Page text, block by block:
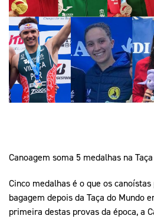
Marketing
Media
Documentos
Contactos
Equipa Portugal
Arquivo
Canoagem soma 5 medalhas na
Cinco medalhas é o que os
bagagem depois da Taça do Mundo
primeira destas provas da época, a